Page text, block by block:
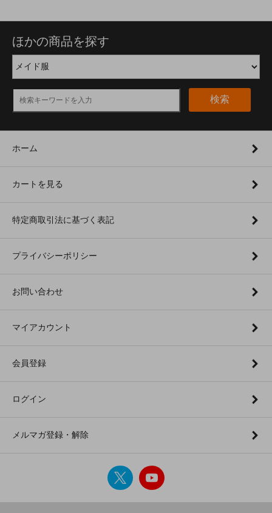
ほかの商品を探す
検索
ホーム
カートを見る
特定商取引法に基づく表記
プライバシーポリシー
お問い合わせ
マイアカウント
会員登録
ログイン
メルマガ登録・解除